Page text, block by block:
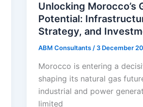
Unlocking Morocco’s
Potential:
Strategy, and
ABM Consultants/ 3 December
Morocco is entering a
shaping its natural gas
industrial and power
limited